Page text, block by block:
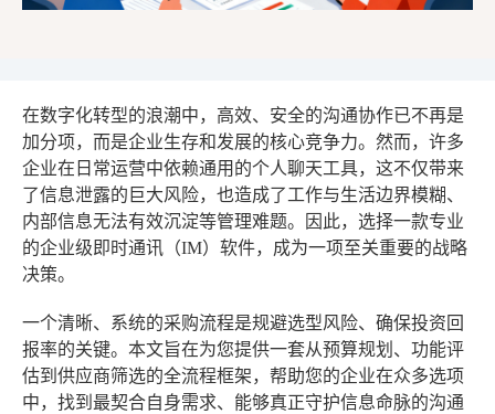
在数字化转型的浪潮中，高效、安全的沟通协作已不再是
加分项，而是企业生存和发展的核心竞争力。然而，许多
企业在日常运营中依赖通用的个人聊天工具，这不仅带来
了信息泄露的巨大风险，也造成了工作与生活边界模糊、
内部信息无法有效沉淀等管理难题。因此，选择一款专业
的企业级即时通讯（IM）软件，成为一项至关重要的战略
决策。
一个清晰、系统的采购流程是规避选型风险、确保投资回
报率的关键。本文旨在为您提供一套从预算规划、功能评
估到供应商筛选的全流程框架，帮助您的企业在众多选项
中，找到最契合自身需求、能够真正守护信息命脉的沟通